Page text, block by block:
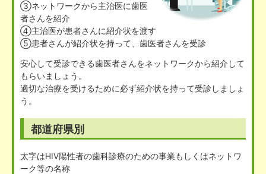
③ネットワークから主治医に歯医
者さんを紹介
④主治医が患者さんに紹介状を渡す
⑤患者さんが紹介状を持って、歯医者さんを受診
安心して受診できる歯医者さんをネットワークから紹介して
もらいましょう。
適切な治療を受けるために必ず紹介状を持って受診しましょ
う。
都道府県別
太字はHIV陽性者の歯科診療のための事業もしくはネットワ
ーク等の名称